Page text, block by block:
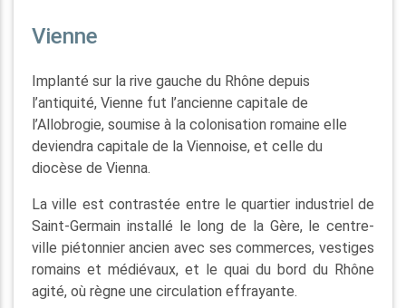
Vienne
Implanté sur la rive gauche du Rhône depuis
l’antiquité, Vienne fut l’ancienne capitale de
l’Allobrogie, soumise à la colonisation romaine elle
deviendra capitale de la Viennoise, et celle du
diocèse de Vienna.
La ville est contrastée entre le quartier industriel de
Saint-Germain installé le long de la Gère, le centre-
ville piétonnier ancien avec ses commerces, vestiges
romains et médiévaux, et le quai du bord du Rhône
agité, où règne une circulation effrayante.